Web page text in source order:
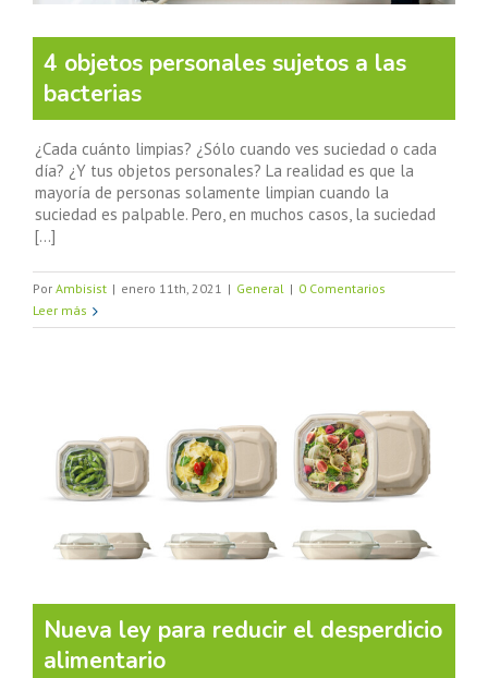
4 objetos personales sujetos a las
bacterias
¿Cada cuánto limpias? ¿Sólo cuando ves suciedad o cada
día? ¿Y tus objetos personales? La realidad es que la
mayoría de personas solamente limpian cuando la
suciedad es palpable. Pero, en muchos casos, la suciedad
[...]
Por Ambisist | enero 11th, 2021 | General | 0 Comentarios
Leer más
Nueva ley para reducir el desperdicio
alimentario